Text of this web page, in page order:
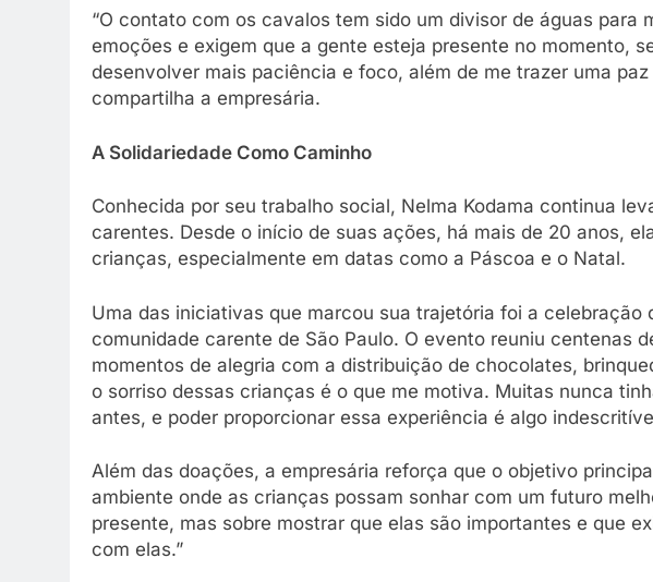
“O contato com os cavalos tem sido um divisor de águas para
emoções e exigem que a gente esteja presente no momento,
desenvolver mais paciência e foco, além de me trazer uma
compartilha a empresária.
A Solidariedade Como Caminho
Conhecida por seu trabalho social, Nelma Kodama continua
carentes. Desde o início de suas ações, há mais de 20 anos,
crianças, especialmente em datas como a Páscoa e o Natal.
Uma das iniciativas que marcou sua trajetória foi a celebração
comunidade carente de São Paulo. O evento reuniu centenas
momentos de alegria com a distribuição de chocolates,
o sorriso dessas crianças é o que me motiva. Muitas nunca
antes, e poder proporcionar essa experiência é algo
Além das doações, a empresária reforça que o objetivo
ambiente onde as crianças possam sonhar com um futuro
presente, mas sobre mostrar que elas são importantes e que
com elas.”